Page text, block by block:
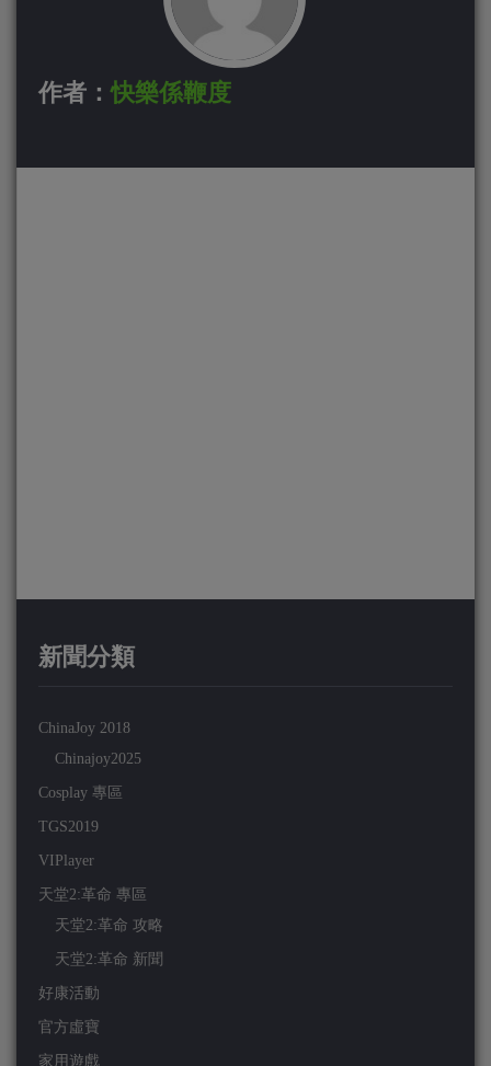
作者：快樂係鞭度
新聞分類
ChinaJoy 2018
Chinajoy2025
Cosplay 專區
TGS2019
VIPlayer
天堂2:革命 專區
天堂2:革命 攻略
天堂2:革命 新聞
好康活動
官方虛寶
家用遊戲